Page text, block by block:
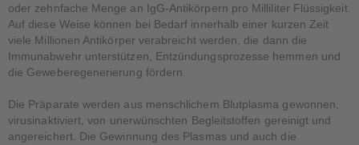
oder zehnfache Menge an IgG-Anti­körpern pro Milliliter Flüssigkeit.
Auf diese Weise können bei Bedarf innerhalb einer kurzen Zeit
viele Millionen Antikörper verabreicht werden, die dann die
Immunabwehr unterstützen, Entzün­dungs­­prozesse hemmen und
die Geweberegenerierung fördern.
Die Präparate werden aus menschlichem Blutplasma gewonnen,
virusinaktiviert, von uner­wünschten Begleitstoffen gereinigt und
ange­reichert. Die Gewinnung des Plasmas und auch die